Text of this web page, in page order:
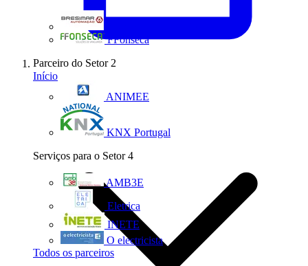
FFonseca
Parceiro do Setor 2
ANIMEE
KNX Portugal
Serviços para o Setor 4
AMB3E
Eletrica
INETE
O electricista
Todos os parceiros
Início